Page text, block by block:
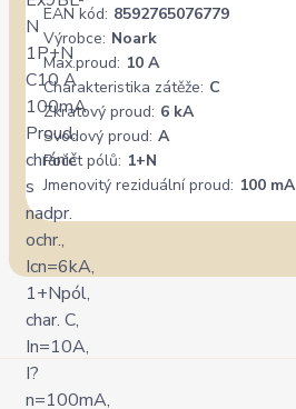
Vše super
EAN kód: 8592765076779
Výrobce: Noark
Max.proud: 10 A
Charakteristika zátěže: C
Zkratový proud: 6 kA
Svodový proud: A
Počet pólů: 1+N
Jmenovitý reziduální proud: 100 mA